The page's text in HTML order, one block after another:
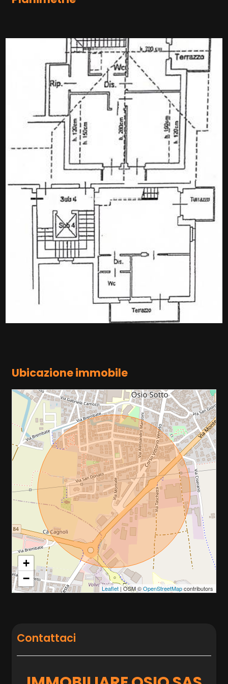
Mansarda
Ubicazione immobile
+
−
Leaflet| OSM ©OpenStreetMapcontributors
Contattaci